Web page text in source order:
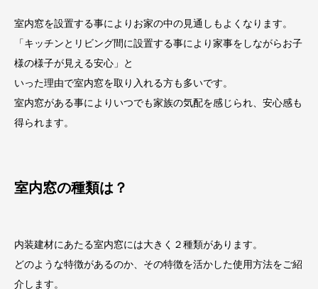
室内窓を設置する事によりお家の中の見通しもよくなります。
「キッチンとリビング間に設置する事により家事をしながらお子
様の様子が見える安心」と
いった理由で室内窓を取り入れる方も多いです。
室内窓がある事によりいつでも家族の気配を感じられ、安心感も
得られます。
室内窓の種類は？
内装建材にあたる室内窓には大きく２種類があります。
どのような特徴があるのか、その特徴を活かした使用方法をご紹
介します。